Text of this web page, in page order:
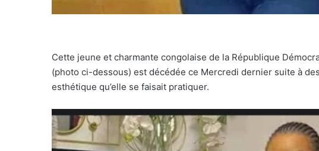
Cette jeune et charmante congolaise de la République
(photo ci-dessous) est décédée ce Mercredi dernier suite à
esthétique qu’elle se faisait pratiquer.